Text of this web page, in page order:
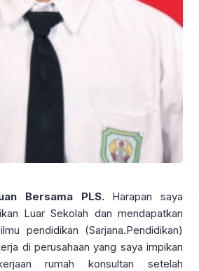
Bersama PLS. Harapan saya
Luar Sekolah dan mendapatkan
pendidikan (Sarjana.Pendidikan)
di perusahaan yang saya impikan
rumah konsultan setelah